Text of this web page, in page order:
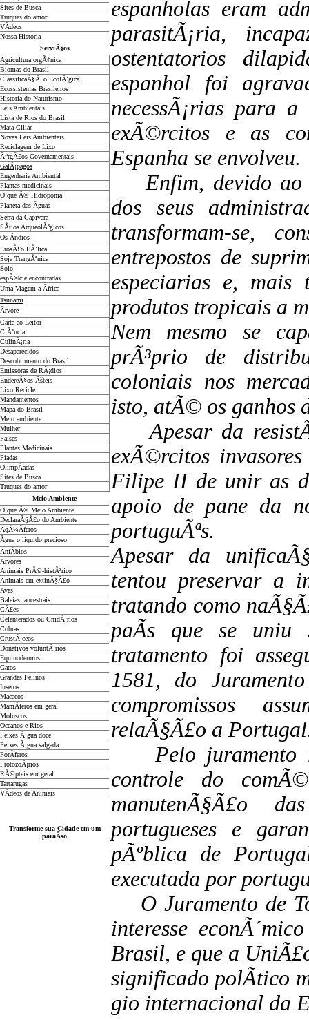
Sites de Busca
Truques do amor
VÃ­deos
Nossa Historia
ServiÃ§os
Agricultura orgÃ¢nica
Biomas do Brasil
ClassificaÃ§Ã£o EcolÃ³gica
Ecossistemas Brasileiros
Historia do Naturismo
Leis Ambientais
Lista de Rios do Brasil
Mata Ciliar
Novas Leis Ambientais
Reciclagem de Lixo
Ã“rgÃ£os Governamentais
GalÃ¡pagos
Engenharia Ambiental
Plantas medicinais
O que Ã© Hidroponia
Planeta das Ãguas
Serra da Capivara
SÃ­tios ArqueolÃ³gicos
Os Ãndios
ErosÃ£o EÃ³lica
Soja TrangÃªnica
Solo
espÃ©cie encontradas
Uma Viagem a Ãfrica
Tsunami
Ãrvore
Carta ao Leitor
CiÃªncia
CulinÃ¡ria
Desaparecidos
Descobrimento do Brasil
Emissoras de RÃ¡dios
EndereÃ§os Ãšteis
Lixo Recicle
Mandamentos
Mapa do Brasil
Meio ambiente
Mulher
Paises
Plantas Medicinais
Piadas
OlimpÃ­adas
Sites de Busca
Truques do amor
Meio Ambiente
O que Ã© Meio Ambiente
DeclaraÃ§Ã£o do Ambiente
AqÃ¼Ã­feros
Ãgua o liquido precioso
AnfÃ­bios
Arvores
Animais PrÃ©-histÃ³rico
Animais em extinÃ§Ã£o
Aves
Baleias ancestrais
CÃ£es
Celenterados ou CnidÃ¡rios
Cobras
CrustÃ¡ceos
Donativos voluntÃ¡rios
Equinodermos
Gatos
Grandes Felinos
Insetos
Macacos
MamÃ­feros em geral
Moluscos
Oceanos e Rios
Peixes Ã¡gua doce
Peixes Ã¡gua salgada
PorÃ­feros
ProtozoÃ¡rios
RÃ©pteis em geral
Tartarugas
VÃ­deos de Animais
Transforme sua Cidade em um
paraÃ­so
espanholas eram
parasitÃ¡ria,
ostentatorios
espanhol foi
necessÃ¡rias para a
exÃ©rcitos e as
Espanha se envolveu.
Enfim, devido ao
dos seus
transformam-se,
entrepostos de
especiarias e, mais
produtos tropicais a
Nem mesmo se
prÃ³prio de
coloniais nos
isto, atÃ© os ganhos
Apesar da
exÃ©rcitos
Filipe II de unir as
apoio de pane da
portuguÃªs.
Apesar da
tentou preservar a
tratando como
paÃ­s que se uniu
tratamento foi
1581, do
compromissos
relaÃ§Ã£o a
Pelo juramento
controle do
manutenÃ§Ã£o
portugueses e
pÃºblica de
executada por
O Juramento de
interesse
Brasil, e que a
significado polÃ­tico
gio internacional da